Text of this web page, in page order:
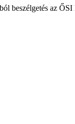
beszélgetés